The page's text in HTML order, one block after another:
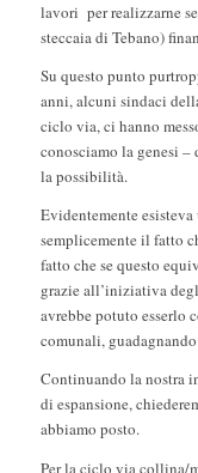
lavori per realizzarne
steccaia di Tebano)
Su questo punto
anni, alcuni sindaci
ciclo via, ci hanno
conosciamo la genesi –
la possibilità.
Evidentemente
semplicemente il fatto
fatto che se questo
grazie all’iniziativa
avrebbe potuto esserlo
comunali,
Continuando la nostra
di espansione,
abbiamo posto.
Per la ciclo via collina/